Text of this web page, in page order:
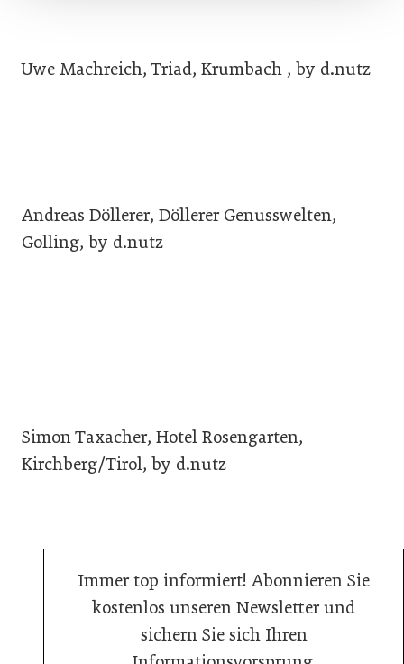
Uwe Machreich, Triad, Krumbach , by d.nutz
Andreas Döllerer, Döllerer Genusswelten,
Golling, by d.nutz
Simon Taxacher, Hotel Rosengarten,
Kirchberg/Tirol, by d.nutz
Immer top informiert! Abonnieren Sie
kostenlos unseren Newsletter und
sichern Sie sich Ihren